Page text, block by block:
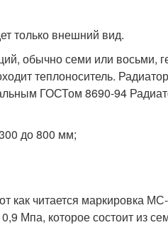
только внешний вид.
обычно семи или восьми,
теплоноситель.
ГОСТом 8690-94
до 800 мм;
как читается маркировка
Мпа, которое состоит из